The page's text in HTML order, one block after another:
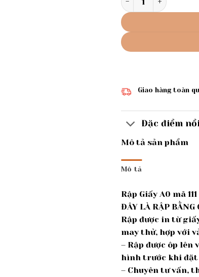
Giao hàng toàn
Đặc điểm
Mô tả sản phẩm
Mô tả
Rập Giấy A0 mã
ĐÂY LÀ RẬP BẰNG
Rập được in từ
may thử, hợp với
– Rập được ôp lên
hình trước khi đặt
– Chuyên tư vấn,